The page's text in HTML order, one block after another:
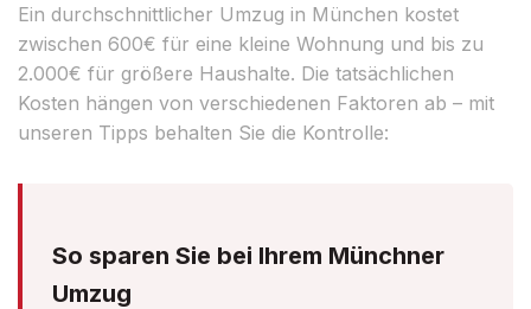
Ein durchschnittlicher Umzug in München kostet
zwischen 600€ für eine kleine Wohnung und bis zu
2.000€ für größere Haushalte. Die tatsächlichen
Kosten hängen von verschiedenen Faktoren ab – mit
unseren Tipps behalten Sie die Kontrolle:
So sparen Sie bei Ihrem Münchner
Umzug